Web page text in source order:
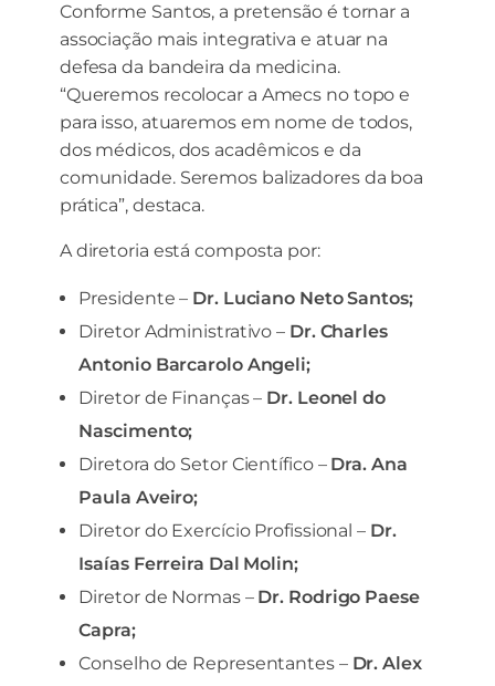
Conforme Santos, a pretensão é tornar a
associação mais integrativa e atuar na
defesa da bandeira da medicina.
“Queremos recolocar a Amecs no topo e
para isso, atuaremos em nome de todos,
dos médicos, dos acadêmicos e da
comunidade. Seremos balizadores da boa
prática”, destaca.
A diretoria está composta por:
Presidente – Dr. Luciano Neto Santos;
Diretor Administrativo – Dr. Charles
Antonio Barcarolo Angeli;
Diretor de Finanças – Dr. Leonel do
Nascimento;
Diretora do Setor Científico – Dra. Ana
Paula Aveiro;
Diretor do Exercício Profissional – Dr.
Isaías Ferreira Dal Molin;
Diretor de Normas – Dr. Rodrigo Paese
Capra;
Conselho de Representantes – Dr. Alex